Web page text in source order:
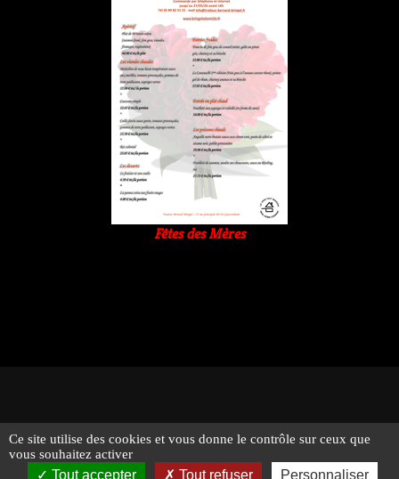
Fêtes des Mères
© 2026 - Traiteur Bernard Bringel - Tous droits réservés -
Mentions légales
Suivez-nous !
Ce site utilise des cookies et vous donne le contrôle sur ceux que
vous souhaitez activer
Tout accepter Tout refuser Personnaliser